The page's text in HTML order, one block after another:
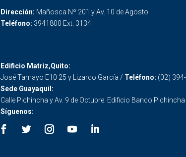
Dirección: Mañosca Nº 201 y Av. 10 de Agosto
Teléfono: 3941800 Ext. 3134
Edificio Matriz,Quito:
José Tamayo E10 25 y Lizardo García / Teléfono: (02)
Sede Guayaquil:
Calle Pichincha y Av. 9 de Octubre. Edificio Banco
Síguenos: